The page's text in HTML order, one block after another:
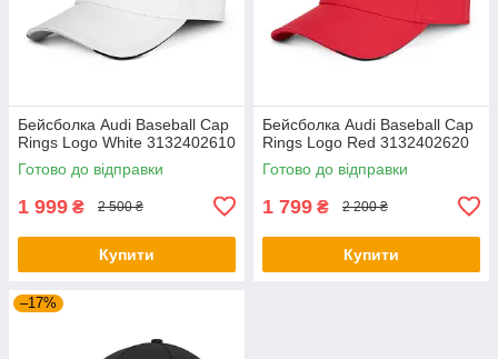
Бейсболка Audi Baseball Cap
Rings Logo White 3132402610
Готово до відправки
1 999 ₴ 2 500 ₴
Купити
Бейсболка Audi Baseball Cap
Rings Logo Red 3132402620
Готово до відправки
1 799 ₴ 2 200 ₴
Купити
–17%